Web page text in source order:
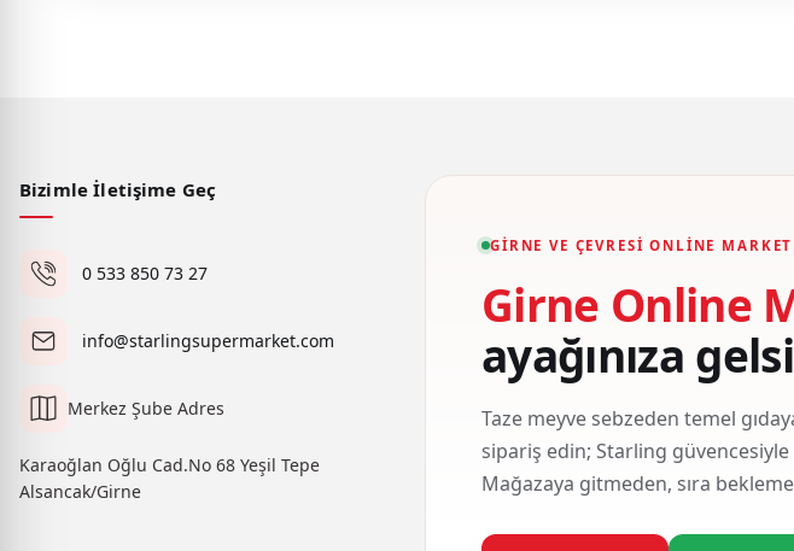
Bizimle İletişime Geç
0 533 850 73 27
info@starlingsupermarket.com
Merkez Şube Adres
Karaoğlan Oğlu Cad.No 68 Yeşil Tepe
Alsancak/Girne
GIRNE VE ÇEVRESI ONLINE MARKET
Girne Online
ayağınıza
Taze meyve sebzeden temel
sipariş edin; Starling güvencesiyle
Mağazaya gitmeden, sıra